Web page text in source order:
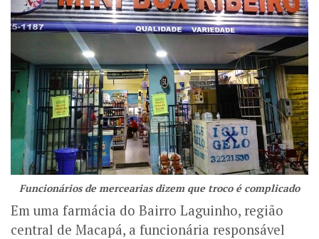
Funcionários de mercearias dizem que troco é complicado
Em uma farmácia do Bairro Laguinho, região
central de Macapá, a funcionária responsável